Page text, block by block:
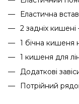
Еластична
2 задніх кишені
1 бічна кишеня
1 кишеня для
Додаткові
Потрійний